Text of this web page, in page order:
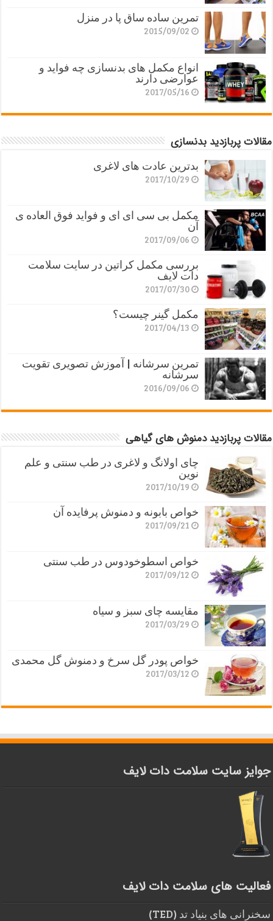
تمرین ساده ساق پا در منزل
2015/09/02
انواع مکمل های بدنسازی چه فواید و
عوارضی دارند
2017/05/16
مقالات پربازدید بدنسازی
بدترین عادت های لاغری
2017/10/29
مکمل بی سی ای ای و فواید فوق العاده ی
آن
2017/09/06
بررسی مکمل کراتین در سایت سلامت
دات لایف
2017/07/30
مکمل گینر چیست؟
2017/04/13
تمرین سرشانه | آموزش تصویری تقویت
سرشانه
2016/09/06
مقالات پربازدید دمنوش های گیاهی
چای اولانگ و لاغری در طب سنتی و علم
نوین
2017/10/19
خواص بابونه و دمنوش پرفایده آن
2017/09/21
خواص اسطوخودوس در طب سنتی
2017/09/12
مقایسه چای سبز و سیاه
2017/03/29
خواص پودر گل سرخ و دمنوش گل محمدی
2017/03/12
جوایز سایت سلامت دات لایف
فعالیت های سلامت دات لایف
سخنرانی های بنیاد تد (TED)